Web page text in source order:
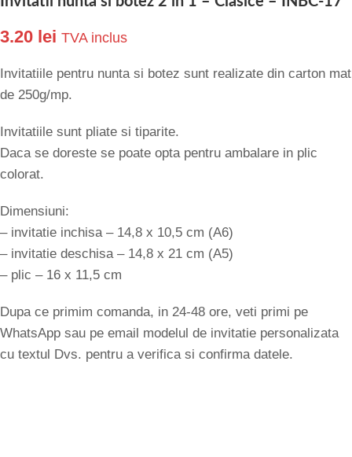
3.20 lei TVA inclus
Invitatiile pentru nunta si botez sunt realizate din carton mat
de 250g/mp.
Invitatiile sunt pliate si tiparite.
Daca se doreste se poate opta pentru ambalare in plic
colorat.
Dimensiuni:
– invitatie inchisa – 14,8 x 10,5 cm (A6)
– invitatie deschisa – 14,8 x 21 cm (A5)
– plic – 16 x 11,5 cm
Dupa ce primim comanda, in 24-48 ore, veti primi pe
WhatsApp sau pe email modelul de invitatie personalizata
cu textul Dvs. pentru a verifica si confirma datele.